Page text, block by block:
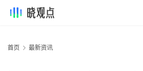
首页 最新资讯